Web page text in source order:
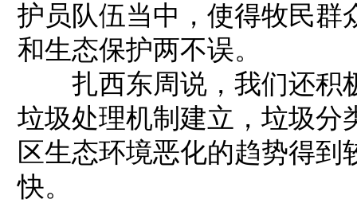
护员队伍当中，使得牧民群
和生态保护两不误。
扎西东周说，我们还积
垃圾处理机制建立，垃圾分
区生态环境恶化的趋势得
快。